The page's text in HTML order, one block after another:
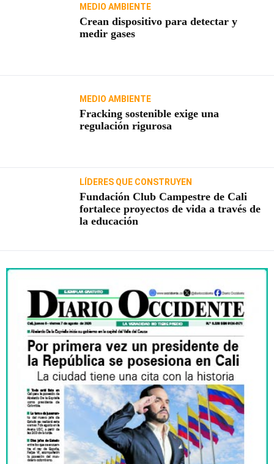
MEDIO AMBIENTE
Crean dispositivo para detectar y
medir gases
MEDIO AMBIENTE
Fracking sostenible exige una
regulación rigurosa
LÍDERES QUE CONSTRUYEN
Fundación Club Campestre de Cali
fortalece proyectos de vida a través de
la educación